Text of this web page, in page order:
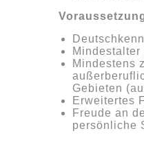
Mindestalter
Mindestens
Gebieten
Erweitertes
Freude an
persönliche